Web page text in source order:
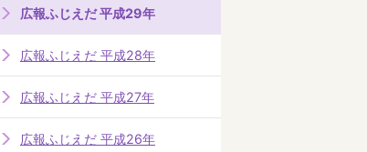
広報ふじえだ 平成29年
広報ふじえだ 平成28年
広報ふじえだ 平成27年
広報ふじえだ 平成26年